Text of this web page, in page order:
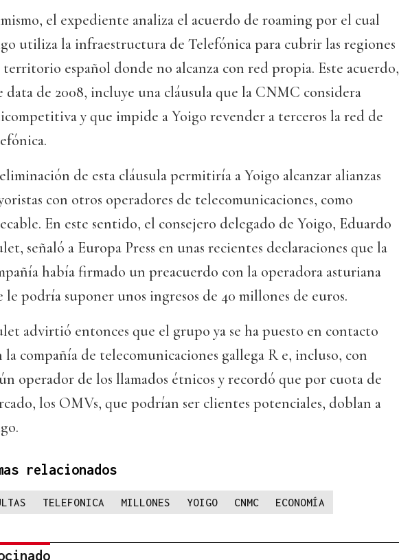
el expediente analiza el acuerdo de roaming por el cual
utiliza la infraestructura de Telefónica para cubrir las regiones
español donde no alcanza con red propia. Este acuerdo,
data de 2008, incluye una cláusula que la CNMC considera
y que impide a Yoigo revender a terceros la red de
de esta cláusula permitiría a Yoigo alcanzar alianzas
con otros operadores de telecomunicaciones, como
En este sentido, el consejero delegado de Yoigo, Eduardo
señaló a Europa Press en unas recientes declaraciones que la
había firmado un preacuerdo con la operadora asturiana
le podría suponer unos ingresos de 40 millones de euros.
advirtió entonces que el grupo ya se ha puesto en contacto
la compañía de telecomunicaciones gallega R e, incluso, con
operador de los llamados étnicos y recordó que por cuota de
los OMVs, que podrían ser clientes potenciales, doblan a
relacionados
TELEFONICA MILLONES YOIGO CNMC ECONOMÍA